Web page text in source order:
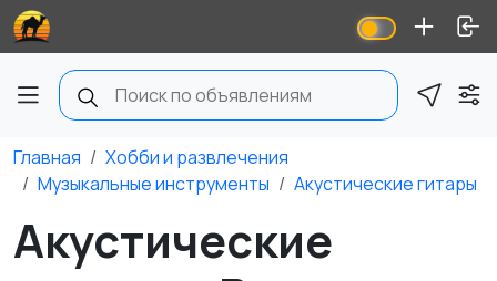
Главная
Хобби и развлечения
Музыкальные инструменты
Акустические гитары
Акустические